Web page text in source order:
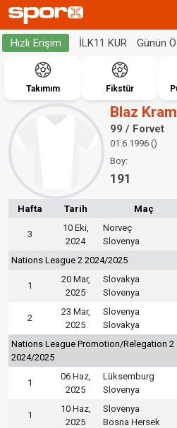
Hızlı Erişim İLK11 KUR Günün
Takımım Fikstür
Blaz
99 / Forvet
01.6.1996 ()
Boy:
191
Hafta Tarih Maç
3
10 Eki,
2024
Norveç
Slovenya
Nations League 2 2024/2025
1
20 Mar,
2025
Slovakya
Slovenya
2
23 Mar,
2025
Slovenya
Slovakya
Nations League Promotion/Relegation 2
2024/2025
1
06 Haz,
2025
Lüksemburg
Slovenya
1
10 Haz,
2025
Slovenya
Bosna Hersek